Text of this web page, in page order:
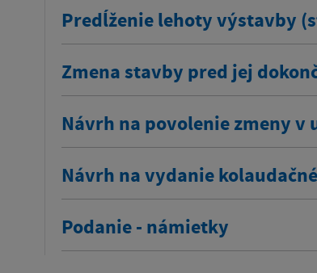
Predĺženie lehoty výstavby
Zmena stavby pred jej
Návrh na povolenie zmeny
Návrh na vydanie
Podanie - námietky